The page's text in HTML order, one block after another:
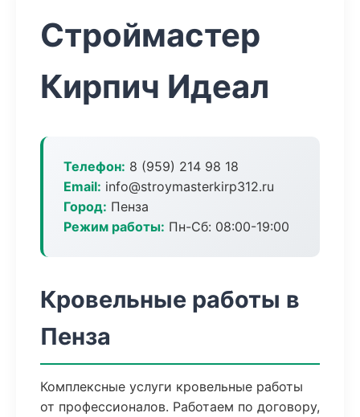
Строймастер
Кирпич Идеал
Телефон: 8 (959) 214 98 18
Email: info@stroymasterkirp312.ru
Город: Пенза
Режим работы: Пн-Сб: 08:00-19:00
Кровельные работы в
Пенза
Комплексные услуги кровельные работы
от профессионалов. Работаем по договору,